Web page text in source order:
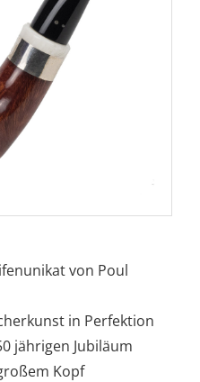
von Poul
in Perfektion
jährigen Jubiläum
Kopf